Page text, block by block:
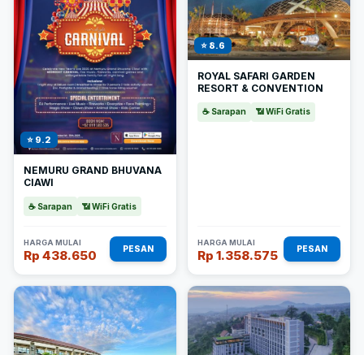
⭐ 9.2
NEMURU GRAND BHUVANA
CIAWI
☕ Sarapan 📶 WiFi Gratis
HARGA MULAI
Rp 438.650 PESAN
⭐ 8.6
ROYAL SAFARI GARDEN
RESORT & CONVENTION
☕ Sarapan 📶 WiFi Gratis
HARGA MULAI
Rp 1.358.575 PESAN